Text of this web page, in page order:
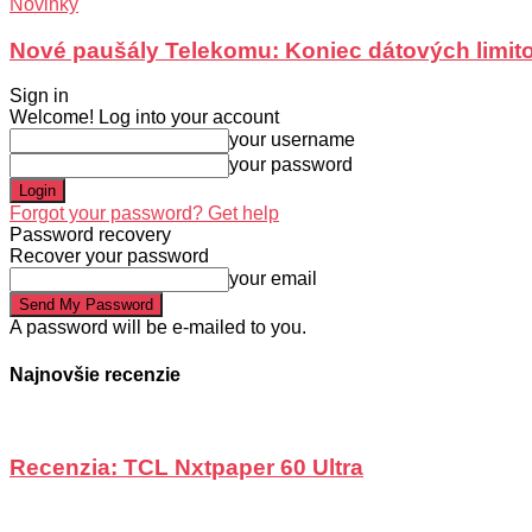
Nové paušály Telekomu: Koniec dátových
Sign in
Welcome! Log into your account
your username
your password
Forgot your password? Get help
Password recovery
Recover your password
your email
A password will be e-mailed to you.
Najnovšie recenzie
Recenzia: TCL Nxtpaper 60 Ultra